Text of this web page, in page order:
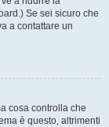
Se sei sicuro che
a contattare un
cosa controlla che
è questo, altrimenti